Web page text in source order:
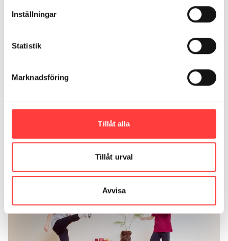
Inställningar
Statistik
Marknadsföring
Tillåt alla
Tillåt urval
Avvisa
NONSTOP. 3 minuters ben och flås
03:43
BEAT HEART BEAT. Låt hjärtat slå lite extra